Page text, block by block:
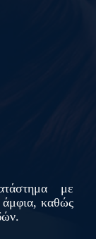
με
άμφια, καθώς